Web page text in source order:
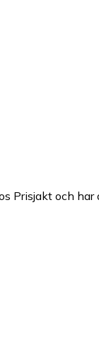
Prisjakt och